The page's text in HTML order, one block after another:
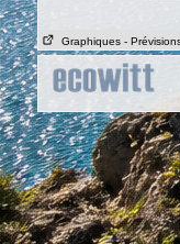
Graphiques -